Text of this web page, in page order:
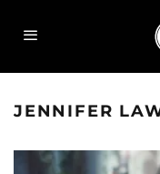
JENNIFER